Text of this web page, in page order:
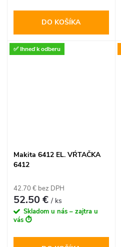
DO KOŠÍKA
✅ Ihneď k odberu
Makita 6412 EL. VŔTAČKA
6412
42.70 € bez DPH
52.50 €/ ks
Skladom u nás – zajtra u
vás ⏱️